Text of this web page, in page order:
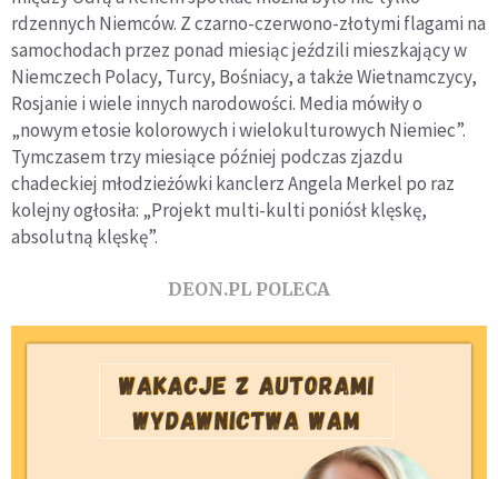
rdzennych Niemców. Z czarno-czerwono-złotymi flagami na
samochodach przez ponad miesiąc jeździli mieszkający w
Niemczech Polacy, Turcy, Bośniacy, a także Wietnamczycy,
Rosjanie i wiele innych narodowości. Media mówiły o
„nowym etosie kolorowych i wielokulturowych Niemiec”.
Tymczasem trzy miesiące później podczas zjazdu
chadeckiej młodzieżówki kanclerz Angela Merkel po raz
kolejny ogłosiła: „Projekt multi-kulti poniósł klęskę,
absolutną klęskę”.
DEON.PL POLECA